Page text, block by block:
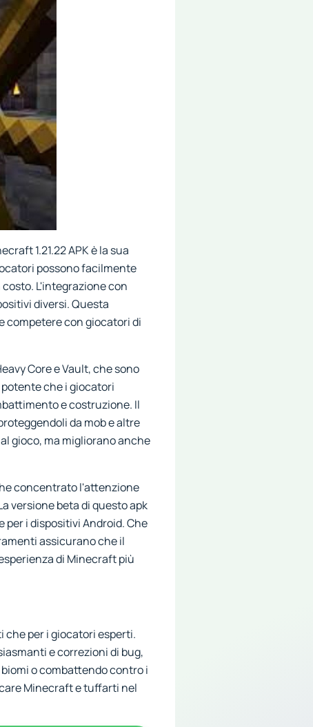
1.21.22 APK è la sua
possono facilmente
L'integrazione con
diversi. Questa
competere con giocatori di
Core e Vault, che sono
potente che i giocatori
e costruzione. Il
da mob e altre
gioco, ma migliorano anche
concentrato l'attenzione
versione beta di questo apk
i dispositivi Android. Che
assicurano che il
di Minecraft più
che per i giocatori esperti.
e correzioni di bug,
o combattendo contro i
Minecraft e tuffarti nel